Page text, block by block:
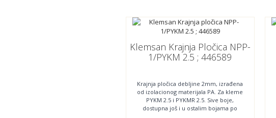
Klemsan Krajnja Pločica NPP-
1/PYKM 2.5 ; 446589
Krajnja pločica debljine 2mm, izrađena
od izolacionog materijala PA. Za kleme
PYKM 2.5 i PYKMR 2.5. Sive boje,
dostupna još i u ostalim bojama po